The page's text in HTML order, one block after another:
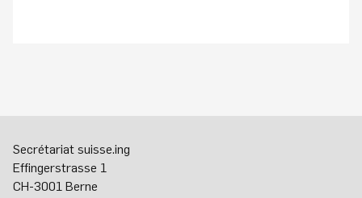
Secrétariat suisse.ing
Effingerstrasse 1
CH-3001 Berne